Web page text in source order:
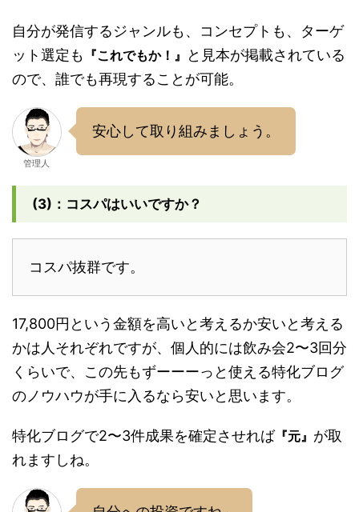
自分が発信するジャンルも、コンセプトも、ターゲ
ット選定も 『これでもか！』 と見本が掲載されている
ので、誰でも再現することが可能。
管理人
安心して取り組みましょう。
(3)：コスパはいいですか？
コスパ抜群です。
17,800円という金額を高いと考えるか安いと考える
かは人それぞれですが、個人的には飲み会2〜3回分
くらいで、この先もずーーーっと使える特化ブログ
のノウハウが手に入るなら安いと思います。
特化ブログで2〜3件成果を確定させれば『元』 が取
れますしね。